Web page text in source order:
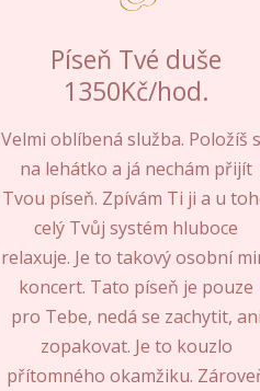
Píseň Tvé duše
1350Kč/hod.
Velmi oblíbená služba. Položíš
na lehátko a já nechám přijít
Tvou píseň. Zpívám Ti ji a u
celý Tvůj systém hluboce
relaxuje. Je to takový osobní
koncert. Tato píseň je pouze
pro Tebe, nedá se zachytit,
zopakovat. Je to kouzlo
přítomného okamžiku.